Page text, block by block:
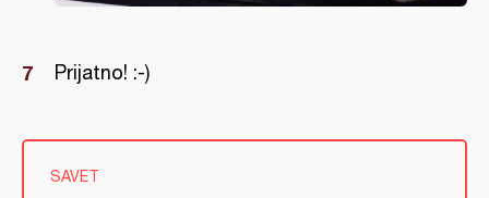
Prijatno! :-)
SAVET